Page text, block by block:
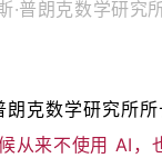
·普朗克数学研
朗克数学研究所
从来不使用 AI